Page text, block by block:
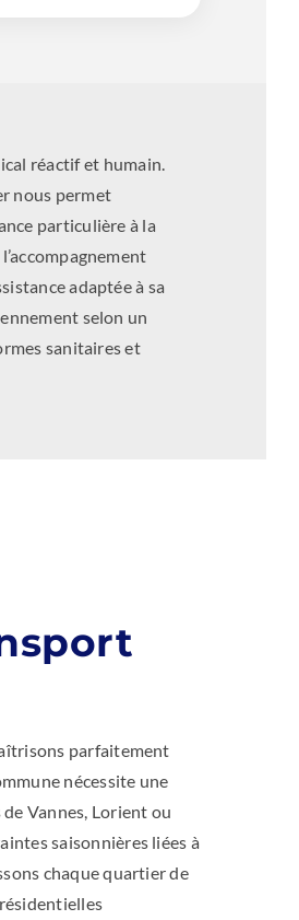
réactif et humain.
nous permet
particulière à la
adaptée à sa
selon un
sanitaires et
parfaitement
nécessite une
Vannes, Lorient ou
saisonnières liées à
chaque quartier de